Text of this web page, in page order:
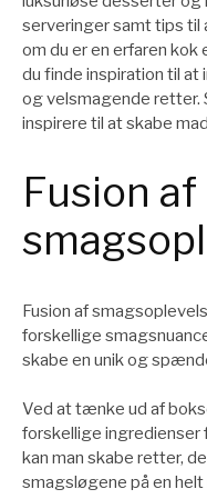
serveringer samt tips til
om du er en erfaren kok
du finde inspiration til
og velsmagende
inspirere til at skabe
Fusion af
Fusion af
forskellige
skabe en unik og
Ved at tænke ud af
forskellige ingredienser
kan man skabe retter,
smagsløgene på en helt